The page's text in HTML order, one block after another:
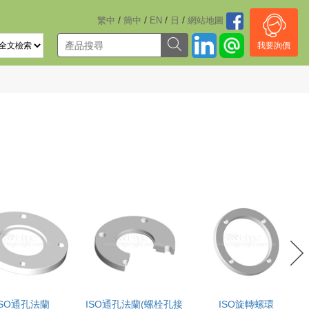
繁中 / 簡中 / EN / 日 / 網站地圖
我要詢價
通孔法蘭 ISO通孔法蘭(螺栓孔接 ISO旋轉螺環